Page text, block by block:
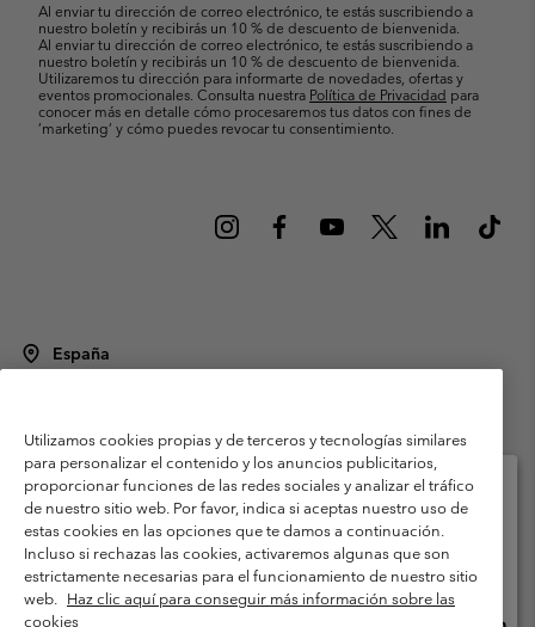
Al enviar tu dirección de correo electrónico, te estás suscribiendo a
nuestro boletín y recibirás un 10 % de descuento de bienvenida.
Al enviar tu dirección de correo electrónico, te estás suscribiendo a
nuestro boletín y recibirás un 10 % de descuento de bienvenida.
Utilizaremos tu dirección para informarte de novedades, ofertas y
eventos promocionales. Consulta nuestra Política de Privacidad para
conocer más en detalle cómo procesaremos tus datos con fines de
’marketing’ y cómo puedes revocar tu consentimiento.
España
Condiciones de uso
Terminos de Venta
Garantía
Política de Privacidad
Términos y condiciones del programa de miembros
Términos De Uso Del Contenido Generado Por Los Usuarios
Impressum
Cookies Public CBCR
Utilizamos cookies propias y de terceros y tecnologías similares
para personalizar el contenido y los anuncios publicitarios,
proporcionar funciones de las redes sociales y analizar el tráfico
de nuestro sitio web. Por favor, indica si aceptas nuestro uso de
estas cookies en las opciones que te damos a continuación.
Incluso si rechazas las cookies, activaremos algunas que son
estrictamente necesarias para el funcionamiento de nuestro sitio
web. Haz clic aquí para conseguir más información sobre las
cookies
Selecciona tu país e idioma envío
Compras en línea disponibles